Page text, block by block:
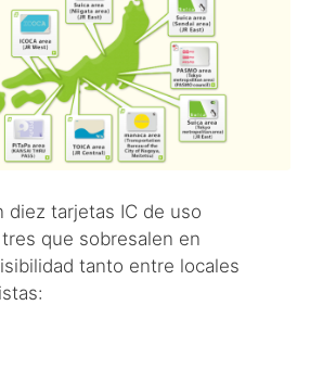
diez tarjetas IC de uso
que sobresalen en
tanto entre locales